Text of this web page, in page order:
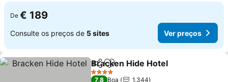
De € 189
Consulte os preços de 5 sites Ver preços
PartilharAdicionar aos favoritos
Bracken Hide Hotel
4 Estrelas
7,8 Boa
1.344